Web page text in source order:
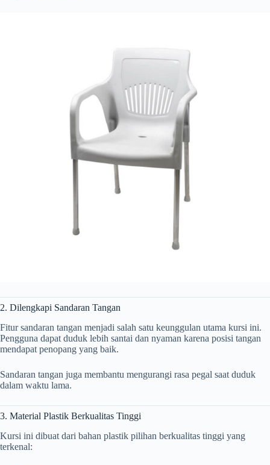
2. Dilengkapi Sandaran Tangan
Fitur sandaran tangan menjadi salah satu keunggulan utama kursi ini.
Pengguna dapat duduk lebih santai dan nyaman karena posisi tangan
mendapat penopang yang baik.
Sandaran tangan juga membantu mengurangi rasa pegal saat duduk
dalam waktu lama.
3. Material Plastik Berkualitas Tinggi
Kursi ini dibuat dari bahan plastik pilihan berkualitas tinggi yang
terkenal: